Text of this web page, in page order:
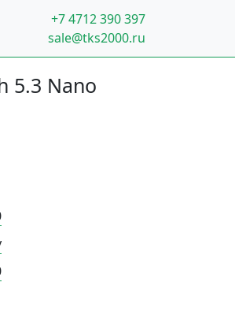
+7 4712 390 397
sale@tks2000.ru
5.3 Nano